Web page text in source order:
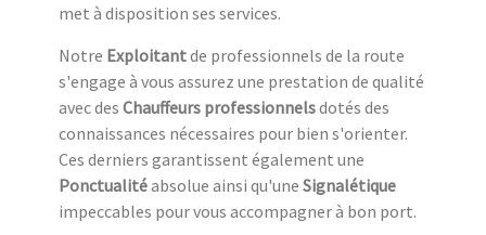
met à disposition ses services.
Notre Exploitantde professionnels de la route
s'engage à vous assurez une prestation de qualité
avec des Chauffeurs professionnelsdotés des
connaissances nécessaires pour bien s'orienter.
Ces derniers garantissent également une
Ponctualitéabsolue ainsi qu'une Signalétique
impeccables pour vous accompagner à bon port.